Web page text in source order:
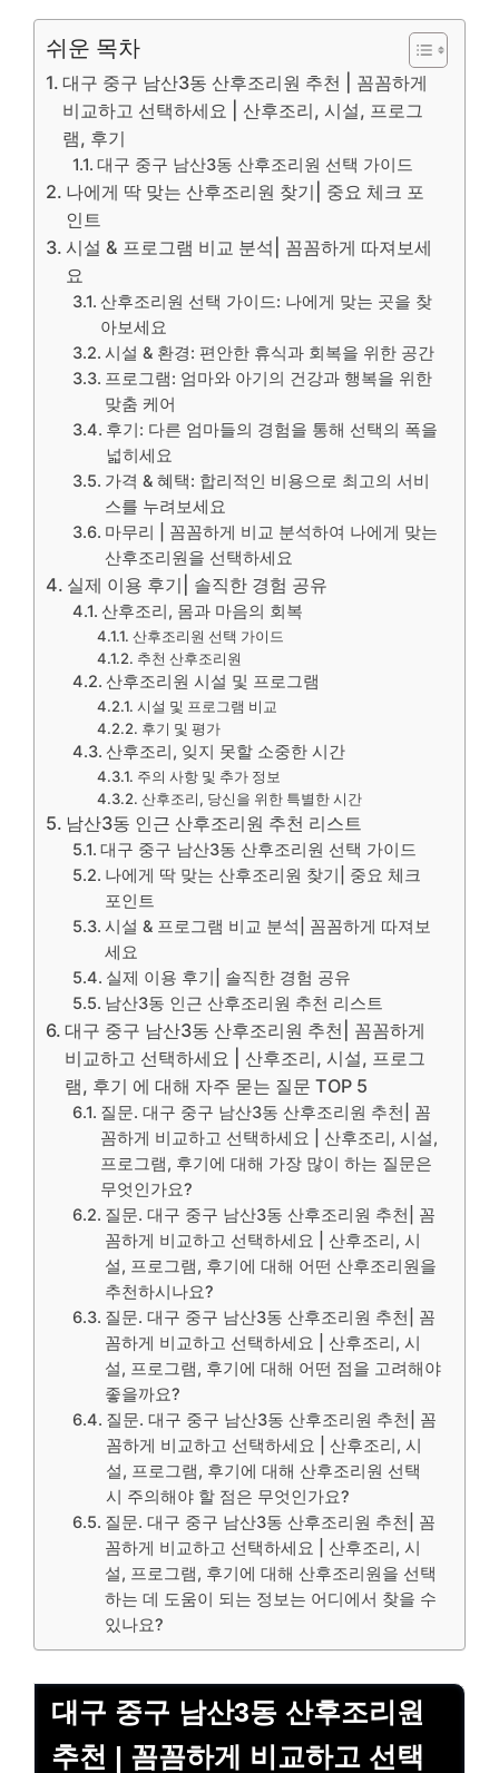
쉬운 목차
대구 중구 남산3동 산후조리원 추천 | 꼼꼼하게
비교하고 선택하세요 | 산후조리, 시설, 프로그
램, 후기
대구 중구 남산3동 산후조리원 선택 가이드
나에게 딱 맞는 산후조리원 찾기| 중요 체크 포
인트
시설 & 프로그램 비교 분석| 꼼꼼하게 따져보세
요
산후조리원 선택 가이드: 나에게 맞는 곳을 찾
아보세요
시설 & 환경: 편안한 휴식과 회복을 위한 공간
프로그램: 엄마와 아기의 건강과 행복을 위한
맞춤 케어
후기: 다른 엄마들의 경험을 통해 선택의 폭을
넓히세요
가격 & 혜택: 합리적인 비용으로 최고의 서비
스를 누려보세요
마무리 | 꼼꼼하게 비교 분석하여 나에게 맞는
산후조리원을 선택하세요
실제 이용 후기| 솔직한 경험 공유
산후조리, 몸과 마음의 회복
산후조리원 선택 가이드
추천 산후조리원
산후조리원 시설 및 프로그램
시설 및 프로그램 비교
후기 및 평가
산후조리, 잊지 못할 소중한 시간
주의 사항 및 추가 정보
산후조리, 당신을 위한 특별한 시간
남산3동 인근 산후조리원 추천 리스트
대구 중구 남산3동 산후조리원 선택 가이드
나에게 딱 맞는 산후조리원 찾기| 중요 체크
포인트
시설 & 프로그램 비교 분석| 꼼꼼하게 따져보
세요
실제 이용 후기| 솔직한 경험 공유
남산3동 인근 산후조리원 추천 리스트
대구 중구 남산3동 산후조리원 추천| 꼼꼼하게
비교하고 선택하세요 | 산후조리, 시설, 프로그
램, 후기 에 대해 자주 묻는 질문 TOP 5
질문. 대구 중구 남산3동 산후조리원 추천| 꼼
꼼하게 비교하고 선택하세요 | 산후조리, 시설,
프로그램, 후기에 대해 가장 많이 하는 질문은
무엇인가요?
질문. 대구 중구 남산3동 산후조리원 추천| 꼼
꼼하게 비교하고 선택하세요 | 산후조리, 시
설, 프로그램, 후기에 대해 어떤 산후조리원을
추천하시나요?
질문. 대구 중구 남산3동 산후조리원 추천| 꼼
꼼하게 비교하고 선택하세요 | 산후조리, 시
설, 프로그램, 후기에 대해 어떤 점을 고려해야
좋을까요?
질문. 대구 중구 남산3동 산후조리원 추천| 꼼
꼼하게 비교하고 선택하세요 | 산후조리, 시
설, 프로그램, 후기에 대해 산후조리원 선택
시 주의해야 할 점은 무엇인가요?
질문. 대구 중구 남산3동 산후조리원 추천| 꼼
꼼하게 비교하고 선택하세요 | 산후조리, 시
설, 프로그램, 후기에 대해 산후조리원을 선택
하는 데 도움이 되는 정보는 어디에서 찾을 수
있나요?
대구 중구 남산3동 산후조리원
추천 | 꼼꼼하게 비교하고 선택